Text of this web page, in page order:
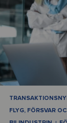
FLYG, FÖRSVAR